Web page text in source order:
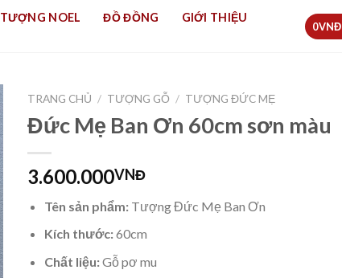
TƯỢNG NOEL ĐỒ ĐỒNG GIỚI THIỆU
0VNĐ
TRANG CHỦ / TƯỢNG GỖ / TƯỢNG ĐỨC MẸ
Đức Mẹ Ban Ơn 60cm sơn màu
3.600.000VNĐ
Tên sản phẩm:Tượng Đức Mẹ Ban Ơn
Kích thước:60cm
Chất liệu:Gỗ pơ mu